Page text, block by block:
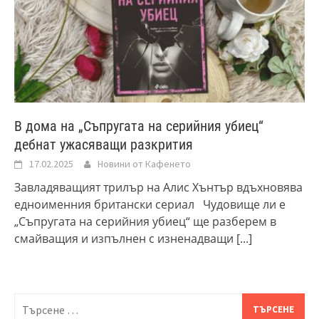
В дома на „Съпругата на серийния убиец“
дебнат ужасяващи разкрития
17.02.2025 Новини от Кафенето
Завладяващият трилър на Алис Хънтър вдъхновява
едноименния британски сериал Чудовище ли е
„Съпругата на серийния убиец“ ще разберем в
смайващия и изпълнен с изненадващи [...]